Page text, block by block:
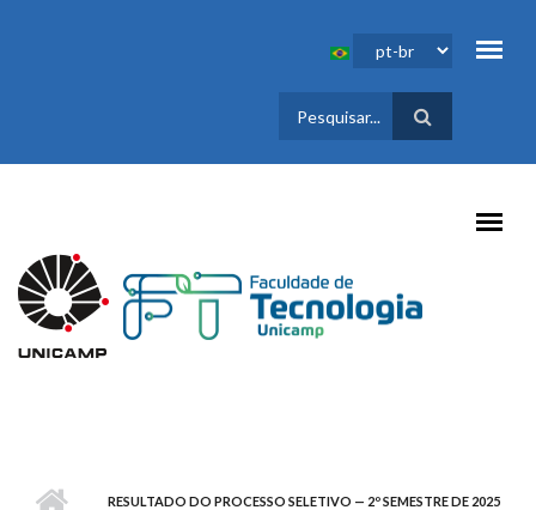
FORMULÁRIO
DE BUSCA
RESULTADO DO PROCESSO SELETIVO — 2º SEMESTRE DE 2025